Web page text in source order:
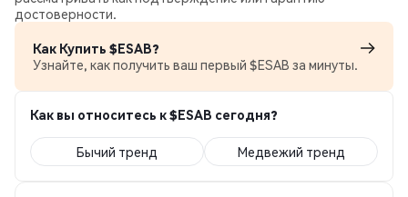
достоверности.
Как Купить $ESAB?
Узнайте, как получить ваш первый $ESAB за минуты.
Как вы относитесь к $ESAB сегодня?
Бычий тренд Медвежий тренд